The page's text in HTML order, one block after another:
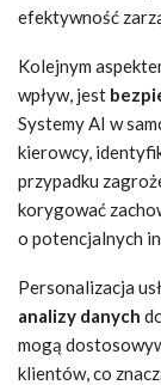
efektywność
Kolejnym
wpływ, jest
Systemy AI w
kierowcy,
przypadku
korygować
o potencjalnych
Personalizacja
analizy danych
mogą
klientów, co